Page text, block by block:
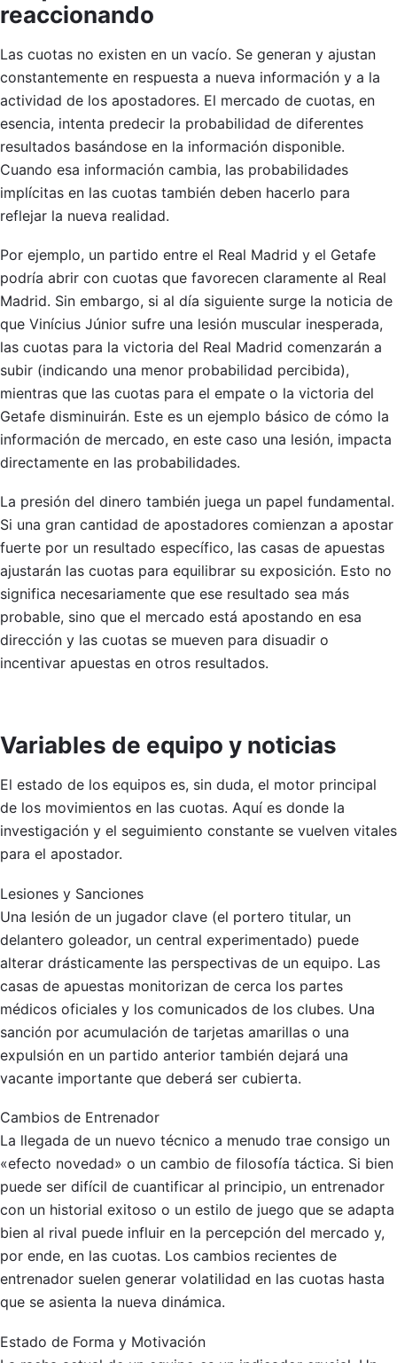
reaccionando
Las cuotas no existen en un vacío. Se generan y ajustan
constantemente en respuesta a nueva información y a la
actividad de los apostadores. El mercado de cuotas, en
esencia, intenta predecir la probabilidad de diferentes
resultados basándose en la información disponible.
Cuando esa información cambia, las probabilidades
implícitas en las cuotas también deben hacerlo para
reflejar la nueva realidad.
Por ejemplo, un partido entre el Real Madrid y el Getafe
podría abrir con cuotas que favorecen claramente al Real
Madrid. Sin embargo, si al día siguiente surge la noticia de
que Vinícius Júnior sufre una lesión muscular inesperada,
las cuotas para la victoria del Real Madrid comenzarán a
subir (indicando una menor probabilidad percibida),
mientras que las cuotas para el empate o la victoria del
Getafe disminuirán. Este es un ejemplo básico de cómo la
información de mercado, en este caso una lesión, impacta
directamente en las probabilidades.
La presión del dinero también juega un papel fundamental.
Si una gran cantidad de apostadores comienzan a apostar
fuerte por un resultado específico, las casas de apuestas
ajustarán las cuotas para equilibrar su exposición. Esto no
significa necesariamente que ese resultado sea más
probable, sino que el mercado está apostando en esa
dirección y las cuotas se mueven para disuadir o
incentivar apuestas en otros resultados.
Variables de equipo y noticias
El estado de los equipos es, sin duda, el motor principal
de los movimientos en las cuotas. Aquí es donde la
investigación y el seguimiento constante se vuelven vitales
para el apostador.
Lesiones y Sanciones
Una lesión de un jugador clave (el portero titular, un
delantero goleador, un central experimentado) puede
alterar drásticamente las perspectivas de un equipo. Las
casas de apuestas monitorizan de cerca los partes
médicos oficiales y los comunicados de los clubes. Una
sanción por acumulación de tarjetas amarillas o una
expulsión en un partido anterior también dejará una
vacante importante que deberá ser cubierta.
Cambios de Entrenador
La llegada de un nuevo técnico a menudo trae consigo un
«efecto novedad» o un cambio de filosofía táctica. Si bien
puede ser difícil de cuantificar al principio, un entrenador
con un historial exitoso o un estilo de juego que se adapta
bien al rival puede influir en la percepción del mercado y,
por ende, en las cuotas. Los cambios recientes de
entrenador suelen generar volatilidad en las cuotas hasta
que se asienta la nueva dinámica.
Estado de Forma y Motivación